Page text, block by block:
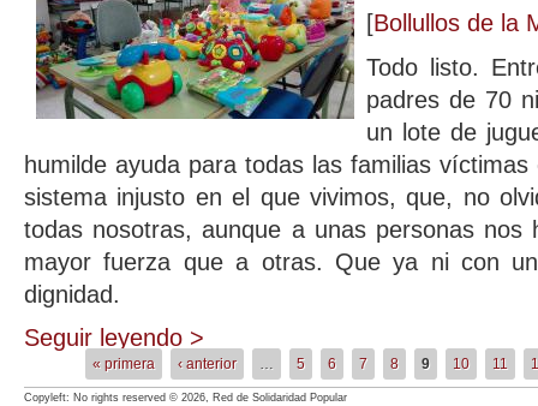
[Bollullos de la
Todo listo.
padres de 70
un lote de
humilde ayuda para todas las familias
sistema injusto en el que vivimos, que, no
todas nosotras, aunque a unas personas nos
mayor fuerza que a otras. Que ya ni con
dignidad.
Seguir leyendo >
Páginas
« primera ‹ anterior … 5 6 7 8 9 10 11
Copyleft: No rights reserved © 2026, Red de Solidaridad Popular